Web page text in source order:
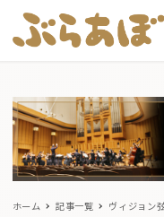
ホーム 記事一覧 ヴィジョン